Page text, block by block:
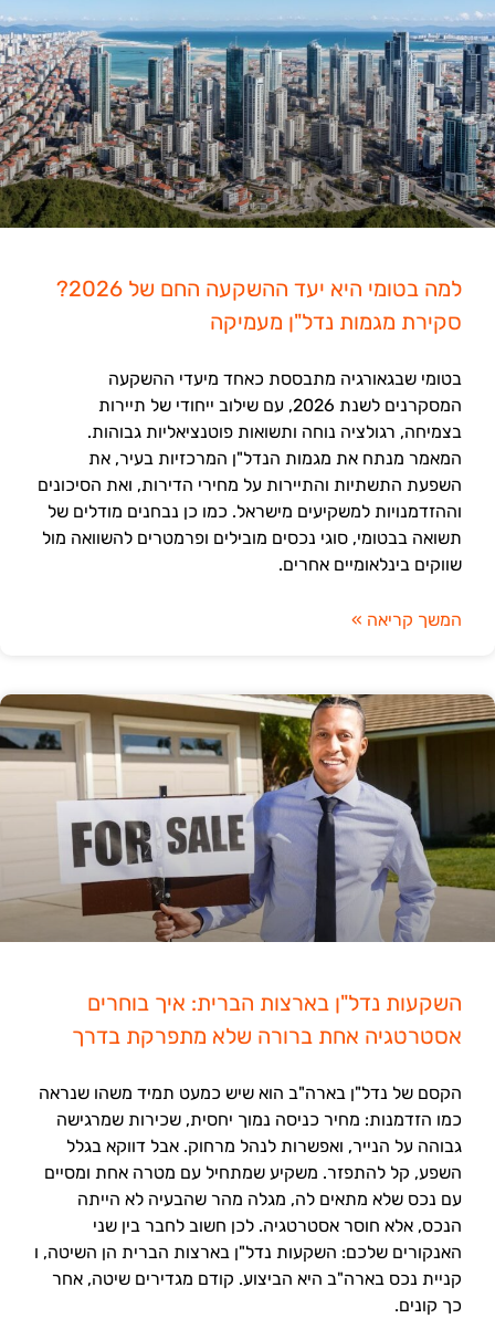
למה בטומי היא יעד ההשקעה החם של 2026?
סקירת מגמות נדל"ן מעמיקה
בטומי שבגאורגיה מתבססת כאחד מיעדי ההשקעה
המסקרנים לשנת 2026, עם שילוב ייחודי של תיירות
בצמיחה, רגולציה נוחה ותשואות פוטנציאליות גבוהות.
המאמר מנתח את מגמות הנדל"ן המרכזיות בעיר, את
השפעת התשתיות והתיירות על מחירי הדירות, ואת הסיכונים
וההזדמנויות למשקיעים מישראל. כמו כן נבחנים מודלים של
תשואה בבטומי, סוגי נכסים מובילים ופרמטרים להשוואה מול
שווקים בינלאומיים אחרים.
המשך קריאה »
השקעות נדל"ן בארצות הברית: איך בוחרים
אסטרטגיה אחת ברורה שלא מתפרקת בדרך
הקסם של נדל"ן בארה"ב הוא שיש כמעט תמיד משהו שנראה
כמו הזדמנות: מחיר כניסה נמוך יחסית, שכירות שמרגישה
גבוהה על הנייר, ואפשרות לנהל מרחוק. אבל דווקא בגלל
השפע, קל להתפזר. משקיע שמתחיל עם מטרה אחת ומסיים
עם נכס שלא מתאים לה, מגלה מהר שהבעיה לא הייתה
הנכס, אלא חוסר אסטרטגיה. לכן חשוב לחבר בין שני
האנקורים שלכם: השקעות נדל"ן בארצות הברית הן השיטה, ו
קניית נכס בארה"ב היא הביצוע. קודם מגדירים שיטה, אחר
כך קונים.